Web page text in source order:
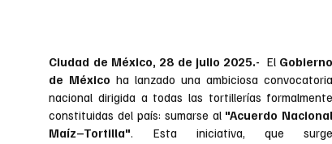
Ciudad de México, 28 de julio 2025.- El Gobierno
de México ha lanzado una ambiciosa convocatoria
nacional dirigida a todas las tortillerías formalmente
constituidas del país: sumarse al "Acuerdo Nacional
Maíz–Tortilla". Esta iniciativa, que surge